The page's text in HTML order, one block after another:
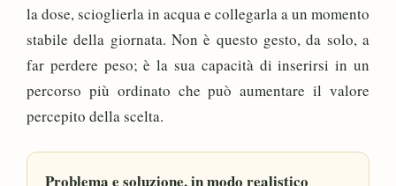
la dose, scioglierla in acqua e collegarla a un momento
stabile della giornata. Non è questo gesto, da solo, a
far perdere peso; è la sua capacità di inserirsi in un
percorso più ordinato che può aumentare il valore
percepito della scelta.
Problema e soluzione, in modo realistico